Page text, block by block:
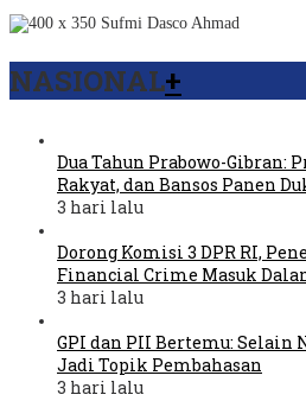
NASIONAL+
Dua Tahun Prabowo-Gibran:
Rakyat, dan Bansos Panen
3 hari lalu
Dorong Komisi 3 DPR RI,
Financial Crime Masuk
3 hari lalu
GPI dan PII Bertemu: Selain
Jadi Topik Pembahasan
3 hari lalu